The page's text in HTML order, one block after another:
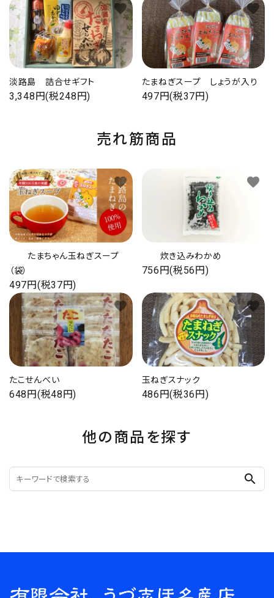
淡路島 詰合せギフト
3,348円(税248円)
favorite
たまねぎスープ しょうが入り
497円(税37円)
favorite
売れ筋商品
たまちゃん玉ねぎスープ
（袋）
497円(税37円)
favorite
炊き込みわかめ
756円(税56円)
favorite
たこせんべい
648円(税48円)
favorite
玉ねぎスナック
486円(税36円)
favorite
他の商品を探す
search